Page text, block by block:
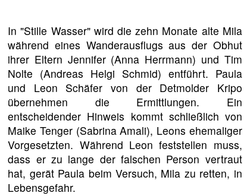
In "Stille Wasser" wird die zehn Monate alte Mila
während eines Wanderausflugs aus der Obhut
ihrer Eltern Jennifer (Anna Herrmann) und Tim
Nolte (Andreas Helgi Schmid) entführt. Paula
und Leon Schäfer von der Detmolder Kripo
übernehmen die Ermittlungen. Ein
entscheidender Hinweis kommt schließlich von
Maike Tenger (Sabrina Amali), Leons ehemaliger
Vorgesetzten. Während Leon feststellen muss,
dass er zu lange der falschen Person vertraut
hat, gerät Paula beim Versuch, Mila zu retten, in
Lebensgefahr.